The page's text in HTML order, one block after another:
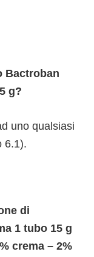
Bactroban
g?
uno qualsiasi
6.1).
di
1 tubo 15 g
crema – 2%